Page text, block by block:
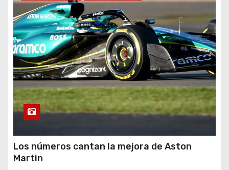
Los números cantan la mejora de Aston
Martin